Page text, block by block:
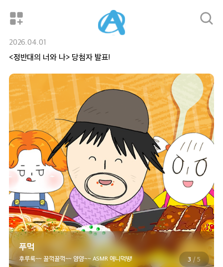
2026.04.01
<정반대의 너와 나> 당첨자 발표!
푸먹
후루룩~~ 꿀꺽꿀꺽~~ 얌얌~~ ASMR 애니먹방! 3 /5
14:00
14:30 총몇명
에피소드 4
15:00 백앤아: 고고프렌즈5
에피소드 1
15:30 백앤아: 고고프렌즈5
에피소드 2